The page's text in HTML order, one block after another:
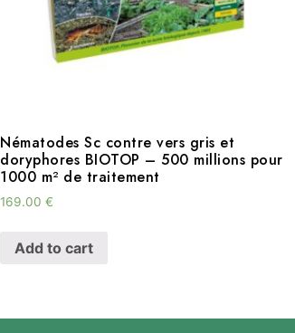
Nématodes Sc contre vers gris et
doryphores BIOTOP – 500 millions pour
1000 m² de traitement
169.00 €
Add to cart